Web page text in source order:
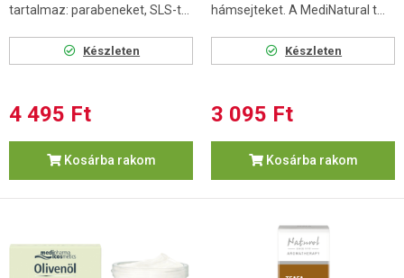
tartalmaz: parabeneket, SLS-t...
Készleten
4 495 Ft
Kosárba rakom
hámsejteket. A MediNatural t...
Készleten
3 095 Ft
Kosárba rakom